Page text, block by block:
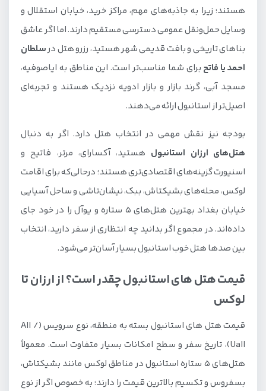
هتل های 5 ستاره All استانبول
بهترین هتل های 4 ستاره استانبول
هتل های 4 ستاره استانبول در میدان تقسیم
بهترین هتل های 3 ستاره و 2 ستاره استانبول
هستند؛ زیرا به جاذبه‌های مهم، مراکز خرید، خیابان استقلال و
وسایل حمل‌ونقل عمومی دسترسی مستقیم دارند. اما اگر عاشق
بناهای تاریخی و بافت قدیمی شهر هستید، رزرو هتل درسلطان
احمد یا فاتح برای شما مناسب‌تر است. این مناطق به ایاصوفیه،
مسجد آبی، گرند بازار و بازار ادویه نزدیک هستند و تجربه‌ای
اصیل‌تر از استانبول ارائه می‌دهند.
بودجه نیز نقش مهمی در انتخاب هتل دارد. اگر به دنبال
هتل‌های ارزان استانبول هستید، آکسارای، مرتر، فاتیح و
اسنیورت گزینه‌های اقتصادی‌تری هستند؛ درحالی‌که برای اقامت
لوکس، محله‌های بشیکتاش، ببک، نیشان‌تاشی و ساحل آسیایی
خیابان بغداد بهترین هتل‌های ۵ ستاره و یوآل را در خود جای
داده‌اند. در مجموع اگر بدانید چه انتظاری از سفر دارید، انتخاب
بین صدها هتل خوب استانبول بسیار آسان‌تر می‌شود.
قیمت هتل های استانبول چقدر است؟ از ارزان تا
لوکس
قیمت هتل های استانبول بسته به منطقه، نوع سرویس (All /
Uall)، تاریخ سفر و سطح امکانات بسیار متفاوت است. معمولاً
هتل‌های ۵ ستاره استانبول در مناطق لوکس مانند بشیکتاش،
بسفروس و تکسیم بالاترین قیمت را دارند؛ به خصوص اگر از نوع